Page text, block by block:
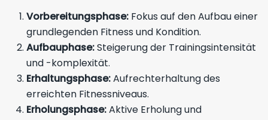
Vorbereitungsphase: Fokus auf den Aufbau einer
grundlegenden Fitness und Kondition.
Aufbauphase:Steigerung der Trainingsintensität
und -komplexität.
Erhaltungsphase:Aufrechterhaltung des
erreichten Fitnessniveaus.
Erholungsphase:Aktive Erholung und